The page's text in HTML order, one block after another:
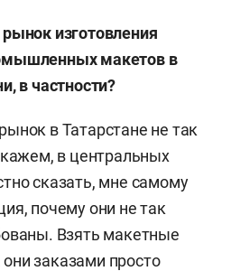
изготовления
макетов в
в частности?
в Татарстане не так
в центральных
сказать, мне самому
почему они не так
Взять макетные
заказами просто